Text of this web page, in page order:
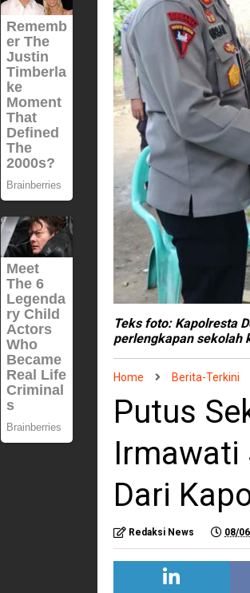
Teks foto: Kapolresta
perlengkapan sekolah
Home Berita-Terkini
Putus
Irmawati
Dari
Redaksi News 08/